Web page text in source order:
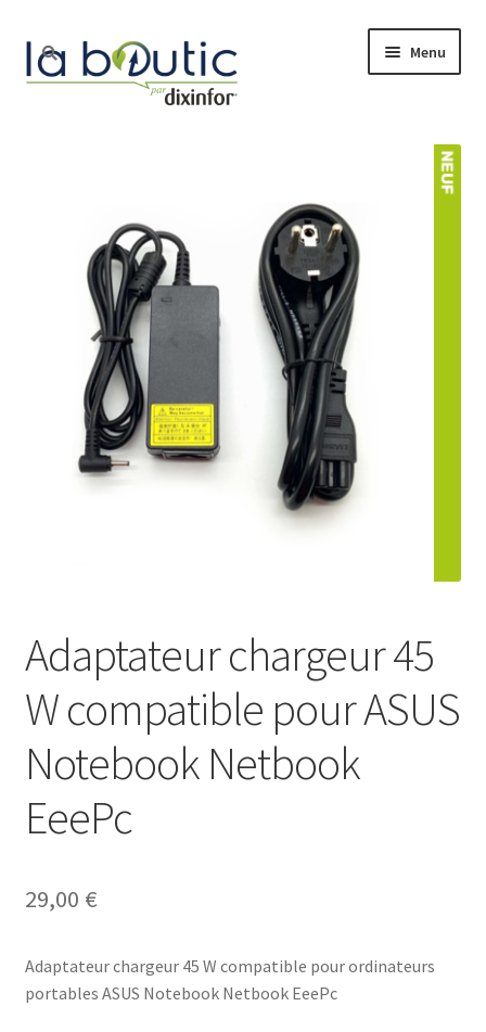
Menu
Nos services
Adaptateur chargeur 45
W compatible pour ASUS
Notebook Netbook
EeePc
29,00 €
Adaptateur chargeur 45 W compatible pour ordinateurs
portables ASUS Notebook Netbook EeePc